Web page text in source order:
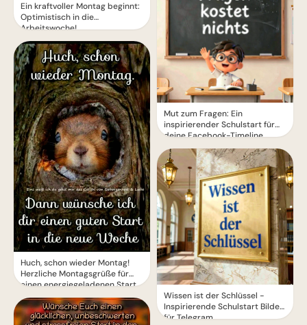
Ein kraftvoller Montag beginnt:
Optimistisch in die
Arbeitswoche!
Huch, schon wieder Montag!
Herzliche Montagsgrüße für
einen energiegeladenen Start
Mut zum Fragen: Ein
inspirierender Schulstart für
deine Facebook-Timeline
Wissen ist der Schlüssel -
Inspirierende Schulstart Bilder
für Telegram